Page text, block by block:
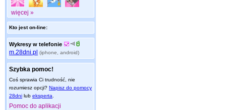
więcej »
Kto jest on-line:
Wykresy w telefonie
m.28dni.pl (iphone, android)
Szybka pomoc!
Coś sprawia Ci trudność, nie
rozumiesz opcji? Napisz do pomocy
28dni lub eksperta
Pomoc do aplikacji